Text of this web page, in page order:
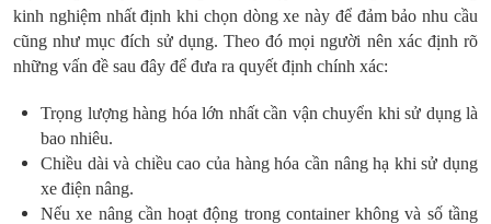
kinh nghiệm nhất định khi chọn dòng xe này để đảm bảo nhu cầu
cũng như mục đích sử dụng. Theo đó mọi người nên xác định rõ
những vấn đề sau đây để đưa ra quyết định chính xác:
Trọng lượng hàng hóa lớn nhất cần vận chuyển khi sử dụng là
bao nhiêu.
Chiều dài và chiều cao của hàng hóa cần nâng hạ khi sử dụng
xe điện nâng.
Nếu xe nâng cần hoạt động trong container không và số tầng